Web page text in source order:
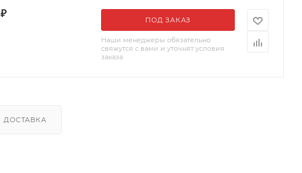
₽
ПОД ЗАКАЗ
Наши менеджеры обязательно
свяжутся с вами и уточнят условия
заказа
ДОСТАВКА